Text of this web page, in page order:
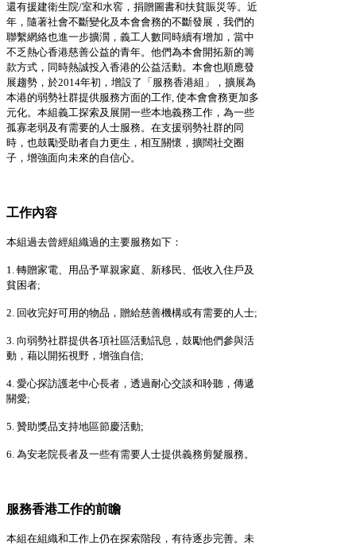
還有援建衛生院/室和水窖，捐贈圖書和扶貧賑災等。近
年，隨著社會不斷變化及本會會務的不斷發展，我們的
聯繫網絡也進一步擴濶，義工人數同時續有增加，當中
不乏熱心香港慈善公益的青年。他們為本會開拓新的籌
款方式，同時熱誠投入香港的公益活動。本會也順應發
展趨勢，於2014年初，增設了「服務香港組」，擴展為
本港的弱勢社群提供服務方面的工作, 使本會會務更加多
元化。本組義工探索及展開一些本地義務工作，為一些
孤寡老弱及有需要的人士服務。在支援弱勢社群的同
時，也鼓勵受助者自力更生，相互關懷，擴闊社交圈
子，增強面向未來的自信心。
工作內容
本組過去曾經組織過的主要服務如下：
1. 轉贈家電、用品予單親家庭、新移民、低收入住戶及
貧困者;
2. 回收完好可用的物品，贈給慈善機構或有需要的人士;
3. 向弱勢社群提供各項社區活動訊息，鼓勵他們參與活
動，藉以開拓視野，增強自信;
4. 愛心探訪護老中心長者，透過耐心交談和聆聽，傳遞
關愛;
5. 贊助獎品支持地區節慶活動;
6. 為安老院長者及一些有需要人士提供義務剪髮服務。
服務香港工作的前瞻
本組在組織和工作上仍在探索階段，有待逐步完善。未